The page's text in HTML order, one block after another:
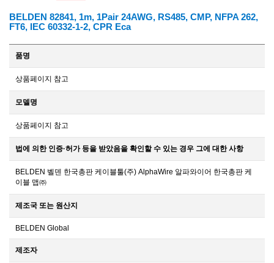
BELDEN 82841, 1m, 1Pair 24AWG, RS485, CMP, NFPA 262,
FT6, IEC 60332-1-2, CPR Eca
품명
상품페이지 참고
모델명
상품페이지 참고
법에 의한 인증·허가 등을 받았음을 확인할 수 있는 경우 그에 대한 사항
BELDEN 벨덴 한국총판 케이블툴(주) AlphaWire 알파와이어 한국총판 케
이블 맵㈜
제조국 또는 원산지
BELDEN Global
제조자